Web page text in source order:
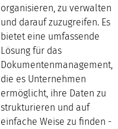
organisieren, zu verwalten
und darauf zuzugreifen. Es
bietet eine umfassende
Lösung für das
Dokumentenmanagement,
die es Unternehmen
ermöglicht, ihre Daten zu
strukturieren und auf
einfache Weise zu finden -